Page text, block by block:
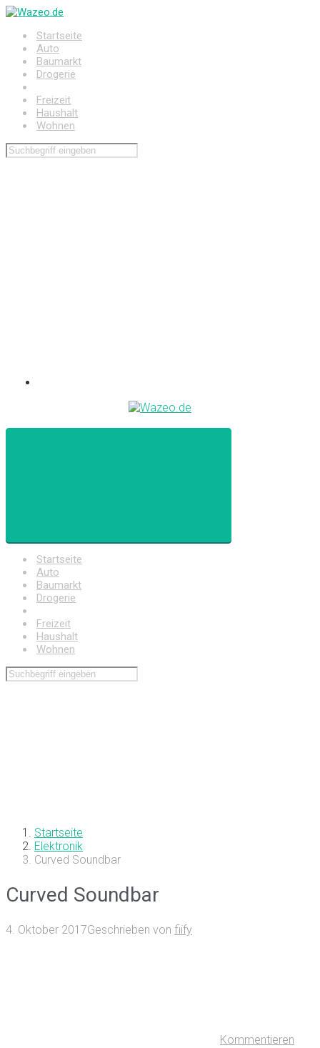
Zum
springenStartseite
Auto
Baumarkt
Drogerie
Freizeit
Haushalt
Wohnen
Startseite
Auto
Baumarkt
Drogerie
Freizeit
Haushalt
Wohnen
Startseite
Elektronik
Curved Soundbar
Curved Soundbar
4. Oktober 2017Geschrieben von fiify
Kommentieren